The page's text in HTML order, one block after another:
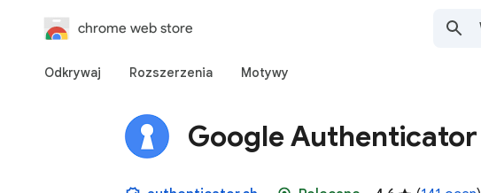
chrome web store
Odkrywaj Rozszerzenia Motywy
Google Authenticator